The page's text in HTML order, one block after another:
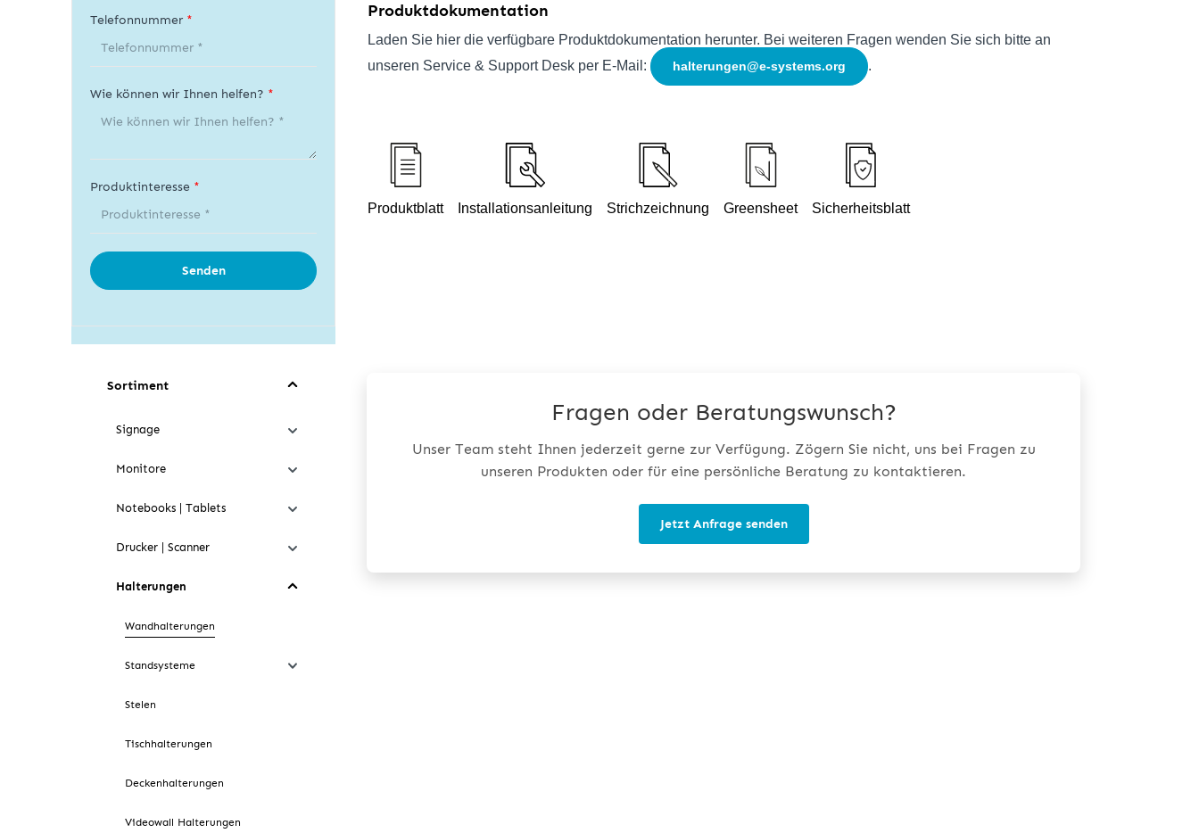
Telefonnummer *
Wie können wir Ihnen helfen? *
Produktinteresse *
Senden
Sortiment
Signage
Monitore
Notebooks | Tablets
Drucker | Scanner
Halterungen
Wandhalterungen
Standsysteme
Stelen
Tischhalterungen
Deckenhalterungen
Videowall Halterungen
Produktdokumentation
Laden Sie hier die verfügbare Produktdokumentation herunter. Bei weiteren Fragen wenden Sie sich bitte an
unseren Service & Support Desk per E-Mail:
halterungen@e-systems.org .
Produktblatt Installationsanleitung Strichzeichnung Greensheet Sicherheitsblatt
Fragen oder Beratungswunsch?
Unser Team steht Ihnen jederzeit gerne zur Verfügung. Zögern Sie nicht, uns bei Fragen zu
unseren Produkten oder für eine persönliche Beratung zu kontaktieren.
Jetzt Anfrage senden